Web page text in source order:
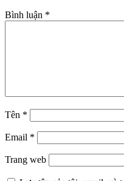
Bình luận *
Tên *
Email *
Trang web